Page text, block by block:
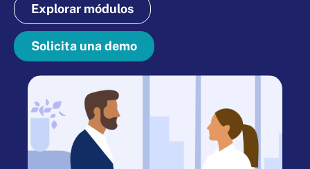
Explorar módulos
Solicita una demo